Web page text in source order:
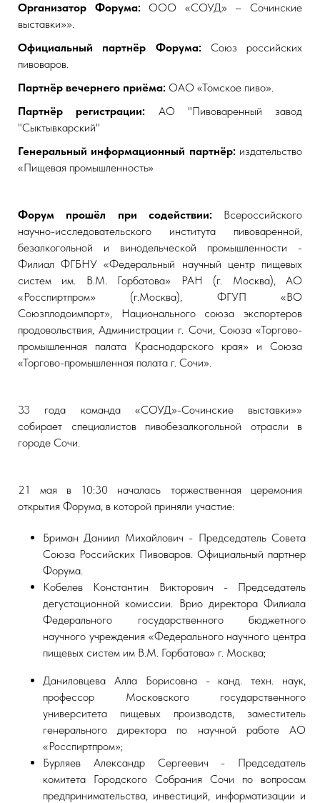
Организатор Форума:ООО «СОУД» – Сочинские
выставки»».
Официальный партнёр Форума: Союз российских
пивоваров.
Партнёр вечернего приёма: ОАО «Томское пиво».
Партнёр регистрации: АО "Пивоваренный завод
"Сыктывкарский"
Генеральный информационный партнёр:издательство
«Пищевая промышленность»
Форум прошёл при содействии:Всероссийского
научно-исследовательского института пивоваренной,
безалкогольной и винодельческой промышленности -
Филиал ФГБНУ «Федеральный научный центр пищевых
систем им. В.М. Горбатова» РАН (г. Москва), АО
«Росспиртпром» (г.Москва), ФГУП «ВО
Союзплодоимпорт», Национального союза экспортеров
продовольствия, Администрации г. Сочи, Союза «Торгово-
промышленная палата Краснодарского края» и Союза
«Торгово-промышленная палата г. Сочи».
33 года команда «СОУД»-Сочинские выставки»»
собирает специалистов пивобезалкогольной отрасли в
городе Сочи.
21 мая в 10:30 началась торжественная церемония
открытия Форума, в которой приняли участие:
Бриман Даниил Михайлович - Председатель Совета
Союза Российских Пивоваров. Официальный партнер
Форума.
Кобелев Константин Викторович - Председатель
дегустационной комиссии. Врио директора Филиала
Федерального государственного бюджетного
научного учреждения «Федерального научного центра
пищевых систем им В.М. Горбатова» г. Москва;
Даниловцева Алла Борисовна - канд. техн. наук,
профессор Московского государственного
университета пищевых производств, заместитель
генерального директора по научной работе АО
«Росспиртпром»;
Бурляев Александр Сергеевич - Председатель
комитета Городского Собрания Сочи по вопросам
предпринимательства, инвестиций, информатизации и